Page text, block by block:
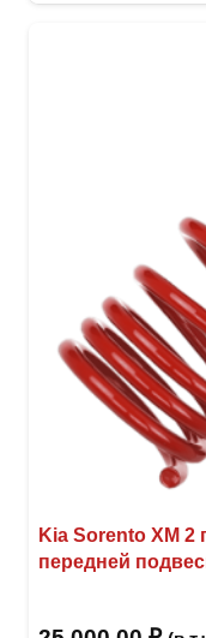
Kia Sorento XM
передней